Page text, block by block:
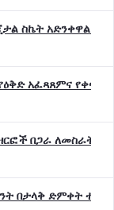
ስኬት አድንቀዋል
አፈጻጸምና
በጋራ ለመስራት
በታላቅ ድምቀት